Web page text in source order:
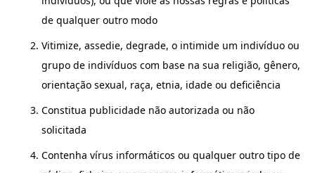
de qualquer outro modo
Vitimize, assedie, degrade, o intimide um indivíduo ou
grupo de indivíduos com base na sua religião, gênero,
orientação sexual, raça, etnia, idade ou deficiência
Constitua publicidade não autorizada ou não
solicitada
Contenha vírus informáticos ou qualquer outro tipo de